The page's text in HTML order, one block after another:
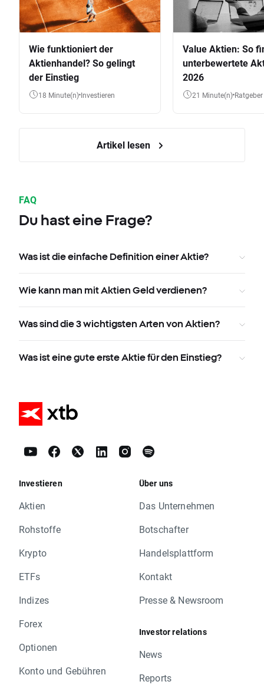
Wie funktioniert der
Aktienhandel? So gelingt
der Einstieg
18 Minute(n) Investieren
Value Aktien: So
unterbewertete
2026
21 Minute(n) Ratgeber
Artikel lesen
FAQ
Du hast eine Frage?
Was ist die einfache Definition einer Aktie?
Wie kann man mit Aktien Geld verdienen?
Was sind die 3 wichtigsten Arten von Aktien?
Was ist eine gute erste Aktie für den Einstieg?
Investieren
Aktien
Rohstoffe
Krypto
ETFs
Indizes
Forex
Optionen
Konto und Gebühren
Über uns
Das Unternehmen
Botschafter
Handelsplattform
Kontakt
Presse & Newsroom
Investor relations
News
Reports